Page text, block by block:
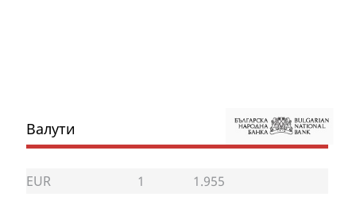
Валути
EUR 1
1.955